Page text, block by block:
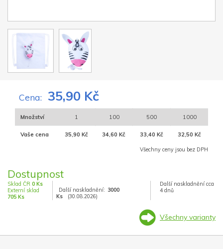
Cena: 35,90 Kč
Množství 1 100 500 1000
Vaše cena 35,90 Kč 34,60 Kč 33,40 Kč 32,50 Kč
Všechny ceny jsou bez DPH
Dostupnost
Sklad ČR 0 Ks
Externí sklad
705 Ks
Další naskladnění: 3000
Ks
(30.08.2026)
Další naskladnění cca
4 dnů
Všechny varianty